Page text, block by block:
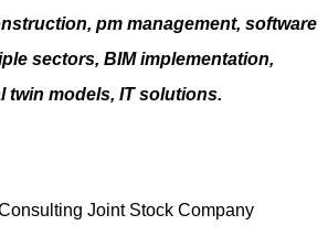
pm management, software
sectors, BIM implementation,
models, IT solutions.
Joint Stock Company